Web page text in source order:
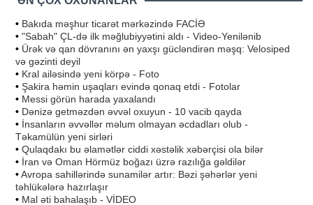
• Bakıda məşhur ticarət mərkəzində FACİƏ
• "Sabah" ÇL-də ilk məğlubiyyətini aldı - Video-Yenilənib
• Ürək və qan dövranını ən yaxşı gücləndirən məşq: Velosiped
və gəzinti deyil
• Kral ailəsində yeni körpə - Foto
• Şakira həmin uşaqları evində qonaq etdi - Fotolar
• Messi görün harada yaxalandı
• Dənizə getməzdən əvvəl oxuyun - 10 vacib qayda
• İnsanların əvvəllər məlum olmayan əcdadları olub -
Təkamülün yeni sirləri
• Qulaqdakı bu əlamətlər ciddi xəstəlik xəbərçisi ola bilər
• İran və Oman Hörmüz boğazı üzrə razılığa gəldilər
•Avropa sahillərində sunamilər artır: Bəzi şəhərlər yeni
təhlükələrə hazırlaşır
• Mal əti bahalaşıb - VİDEO